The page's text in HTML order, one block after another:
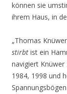
können sie
ihrem Haus, in
„Thomas
stirbt ist ein
navigiert Knüwer
1984, 1998 und